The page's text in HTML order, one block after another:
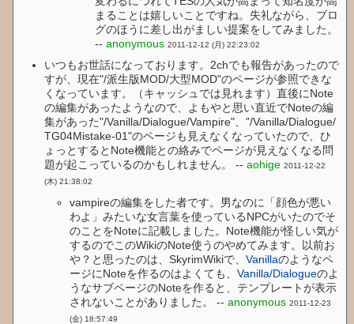
まることは嬉しいことですね。失礼ながら、ブロ
グのほうに差し出がましい提案をしてみました。
--anonymous 2011-12-12 (月) 22:23:02
いつもお世話になっております。2chでも報告があったので
すが、現在"/派生版MOD/大型MOD"のページが参照できな
くなっています。（キャッシュでは見れます）直後にNote
の編集があったようなので、よもやと思い直近でNoteの編
集があった"/Vanilla/Dialogue/Vampire"、"/Vanilla/Dialogue/
TG04Mistake-01"のページも見えなくなっていたので、ひ
ょっとするとNote機能との絡みでページが見えなくなる問
題が起こっているのかもしれません。 --aohige 2011-12-22
(木) 21:38:02
vampireの編集をした者です。男なのに「顔色が悪い
わよ」みたいな女言葉を使っているNPCがいたのでそ
のことをNoteに記載しました。Note機能が怪しい気が
するのでこのWikiのNote使うのやめてみます。以前お
や？と思ったのは、SkyrimWikiで、Vanillaのようなペ
ージにNoteを作るのはよくても、Vanilla/Dialogueのよ
うなサブページのNoteを作ると、テンプレートが表示
されないことがありました。 --anonymous 2011-12-23
(金) 18:57:49